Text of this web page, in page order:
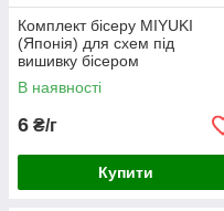
Комплект бісеру MIYUKI
(Японія) для схем під
вишивку бісером
В наявності
6 ₴/г
Купити